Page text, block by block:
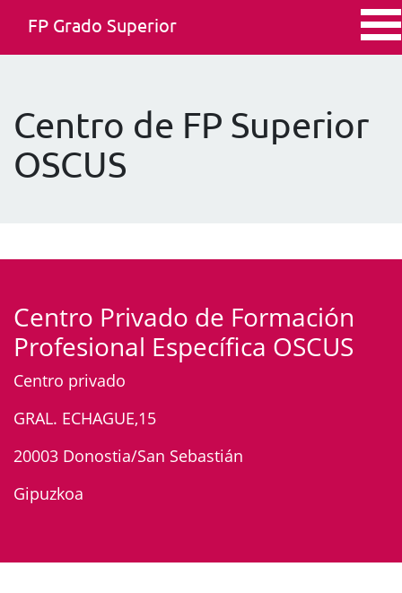
FP Grado Superior
Centro de FP Superior
OSCUS
Centro Privado de Formación
Profesional Específica OSCUS
Centro privado
GRAL. ECHAGUE,15
20003 Donostia/San Sebastián
Gipuzkoa